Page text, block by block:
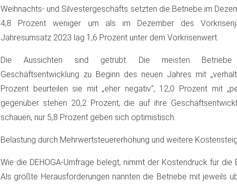
Weihnachts- und Silvestergeschäfts setzten die Betriebe im
4,8 Prozent weniger um als im Dezember des
Jahresumsatz 2023 lag 1,6 Prozent unter dem Vorkrisenwert.
Die Aussichten sind getrübt. Die meisten
Geschäftsentwicklung zu Beginn des neuen Jahres mit
Prozent beurteilen sie mit „eher negativ“, 12,0 Prozent mit
gegenüber stehen 20,2 Prozent, die auf ihre
schauen, nur 5,8 Prozent geben sich optimistisch.
Belastung durch Mehrwertsteuererhöhung und weitere
Wie die DEHOGA-Umfrage belegt, nimmt der Kostendruck für die
Als größte Herausforderungen nannten die Betriebe mit jeweils